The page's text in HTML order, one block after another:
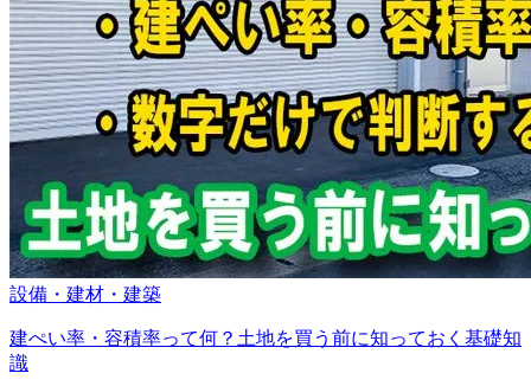
設備・建材・建築
建ぺい率・容積率って何？土地を買う前に知っておく基礎知
識